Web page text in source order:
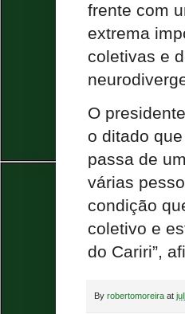
frente com
extrema
coletivas e
O
o ditado
passa de
várias
condição
coletivo e
do Cariri”,
By robertomoreira at